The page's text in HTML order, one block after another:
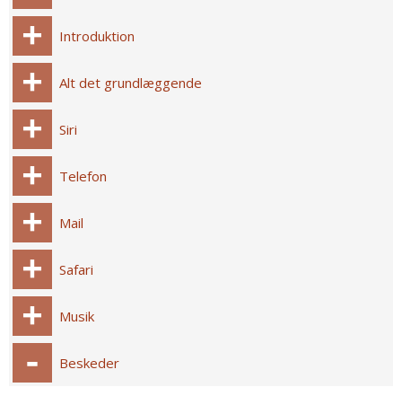
Introduktion
Alt det grundlæggende
Siri
Telefon
Mail
Safari
Musik
Beskeder